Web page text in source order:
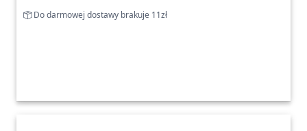
Do darmowej dostawy brakuje 11zł